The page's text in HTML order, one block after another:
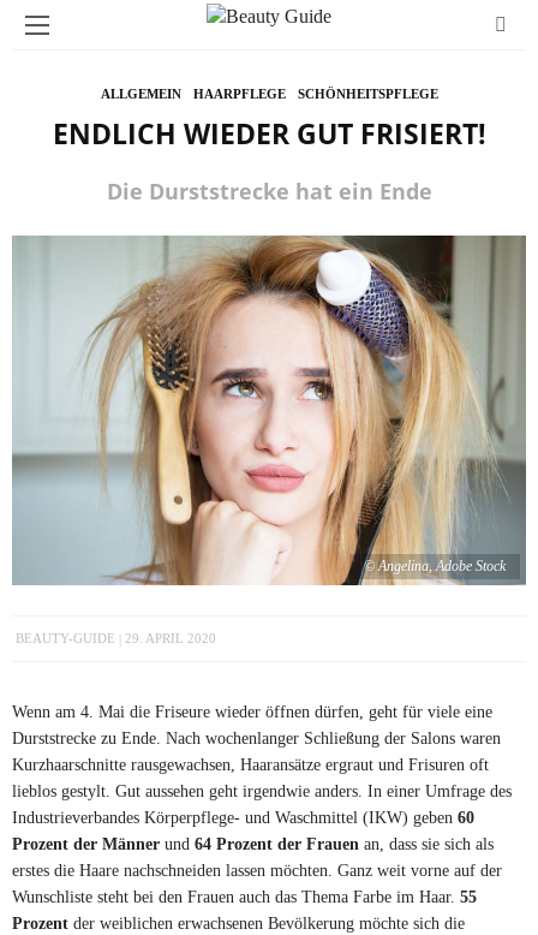
ALLGEMEIN HAARPFLEGE SCHÖNHEITSPFLEGE
ENDLICH WIEDER GUT FRISIERT!
Die Durststrecke hat ein Ende
© Angelina, Adobe Stock
BEAUTY-GUIDE 29. APRIL 2020
Wenn am 4. Mai die Friseure wieder öffnen dürfen, geht für viele eine
Durststrecke zu Ende. Nach wochenlanger Schließung der Salons waren
Kurzhaarschnitte rausgewachsen, Haaransätze ergraut und Frisuren oft
lieblos gestylt. Gut aussehen geht irgendwie anders. In einer Umfrage des
Industrieverbandes Körperpflege- und Waschmittel (IKW) geben 60
Prozent der Männer und 64 Prozent der Frauen an, dass sie sich als
erstes die Haare nachschneiden lassen möchten. Ganz weit vorne auf der
Wunschliste steht bei den Frauen auch das Thema Farbe im Haar. 55
Prozent der weiblichen erwachsenen Bevölkerung möchte sich die